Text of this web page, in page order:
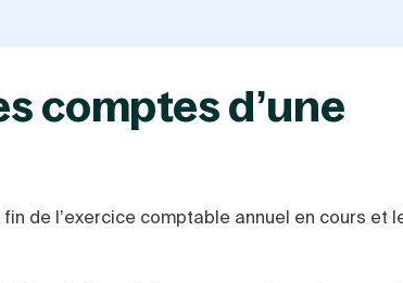
comptes d’une
de l’exercice comptable annuel en cours et